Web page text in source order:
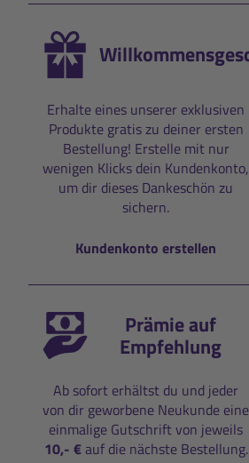
Erhalte eines unserer exklusiven
Produkte gratis zu deiner ersten
Bestellung! Erstelle mit nur
wenigen Klicks dein Kundenkonto,
um dir dieses Dankeschön zu
sichern.
Kundenkonto erstellen
Prämie auf
Empfehlung
Ab sofort erhältst du und jeder
von dir geworbene Neukunde eine
einmalige Gutschrift von jeweils
10,- €auf die nächste Bestellung.